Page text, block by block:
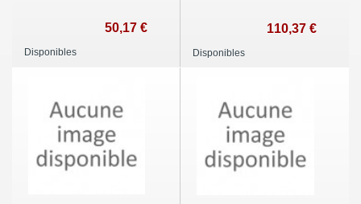
50,17 €
Disponibles
110,37 €
Disponibles